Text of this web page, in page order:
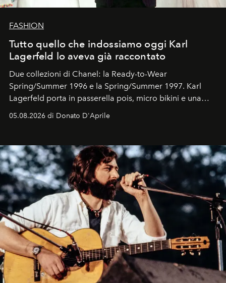
FASHION
Tutto quello che indossiamo oggi Karl
Lagerfeld lo aveva già raccontato
Due collezioni di Chanel: la Ready-to-Wear
Spring/Summer 1996 e la Spring/Summer 1997. Karl
Lagerfeld porta in passerella pois, micro bikini e una
logomania pensata per la spiaggia
Kate, Claudia e Carla una dietro l'altra. Trent'anni dopo,
uno dei documenti più contemporanei che abbiamo.
05.08.2026 di Donato D'Aprile